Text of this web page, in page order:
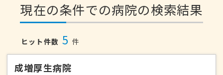
現在の条件での病院の検索結果
ヒット件数 5 件
成増厚生病院